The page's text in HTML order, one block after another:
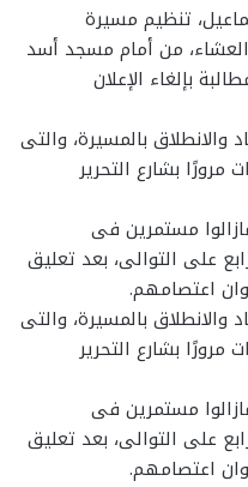
تنظيم مسيرة
العشاء، من أمام مسجد أسد
بإلغاء الإعلان
والانطلاق بالمسيرة، والتى
بشارع التحرير
مستمرين فى
على التوالى، بعد تعليق
اعتصامهم.
والانطلاق بالمسيرة، والتى
بشارع التحرير
مستمرين فى
على التوالى، بعد تعليق
اعتصامهم.